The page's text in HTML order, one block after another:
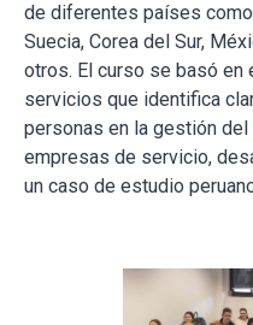
de diferentes países
Suecia, Corea del Sur,
otros. El curso se basó en
servicios que identifica
personas en la gestión
empresas de servicio,
un caso de estudio